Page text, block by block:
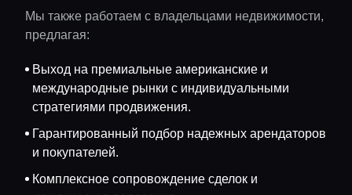
Мы также работаем с владельцами недвижимости,
предлагая:
Выход на премиальные американские и
международные рынки с индивидуальными
стратегиями продвижения.
Гарантированный подбор надежных арендаторов
и покупателей.
Комплексное сопровождение сделок и